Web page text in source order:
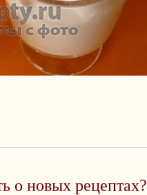
о новых рецептах?